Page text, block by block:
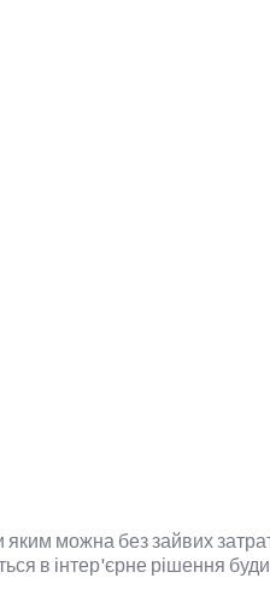
яким можна без зайвих
в інтер'єрне рішення